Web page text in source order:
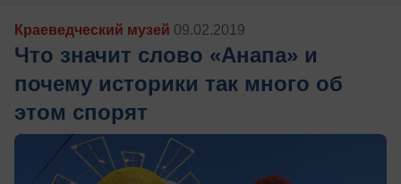
Краеведческий музей 09.02.2019
Что значит слово «Анапа» и
почему историки так много об
этом спорят